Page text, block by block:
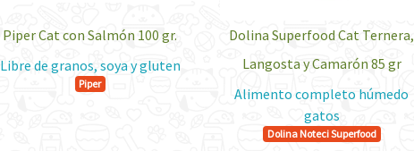
Piper Cat con Salmón 100 gr.
Libre de granos, soya y gluten
Piper
Dolina Superfood Cat Ternera,
Langosta y Camarón 85 gr
Alimento completo húmedo
gatos
Dolina Noteci Superfood